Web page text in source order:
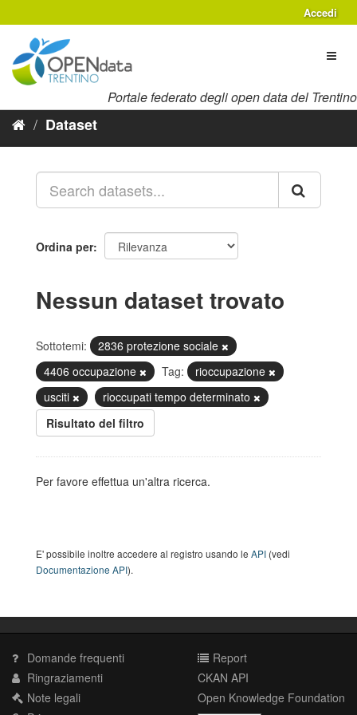
al
contenuto
Accedi
Portale federato degli open data del Trentino
Dataset
Ordina per
Nessun dataset trovato
Sottotemi:
2836 protezione sociale
4406 occupazione
Tag:
rioccupazione
usciti
rioccupati tempo determinato
Risultato del filtro
Per favore effettua un'altra ricerca.
E' possibile inoltre accedere al registro usando le API (vedi
Documentazione API).
Domande frequenti
Ringraziamenti
Note legali
Report
CKAN API
Open Knowledge Foundation